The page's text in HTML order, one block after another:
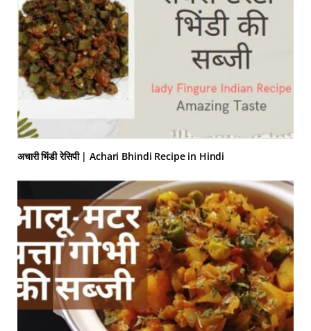
अचारी भिंडी रेसिपी | Achari Bhindi Recipe in Hindi